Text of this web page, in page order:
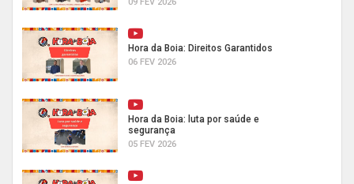
Hora da Boia: Direitos Garantidos
06 FEV 2026
Hora da Boia: luta por saúde e
segurança
05 FEV 2026